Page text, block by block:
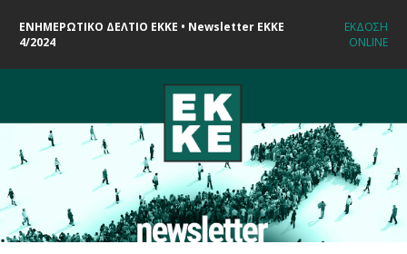
ΕΝΗΜΕΡΩΤΙΚΟ ΔΕΛΤΙΟ ΕΚΚΕ • Newsletter EKKE
4/2024
ΕΚΔΟΣΗ
ONLINE